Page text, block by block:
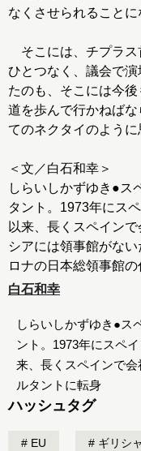
なくさせられることに
そこには、チプラス
ひとつなく、議会で
たのも、そこには今
道を歩んで行かねば
てのネクタイのように
＜文／白石和幸＞
しらいしかずゆき●ス
タント。1973年にス
以来、長くスペイン
シアには領事館がな
ロナの日本総領事館の
白石和幸
しらいしかずゆき●ス
ント。1973年にスペ
来、長くスペインで
ルタントに転身
ハッシュタグ
EU ギリシャ